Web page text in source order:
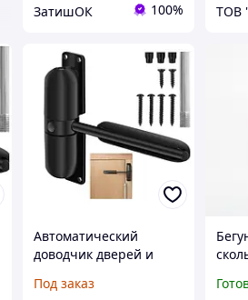
ЗатишОК 100%
Автоматический
доводчик дверей и
Под заказ